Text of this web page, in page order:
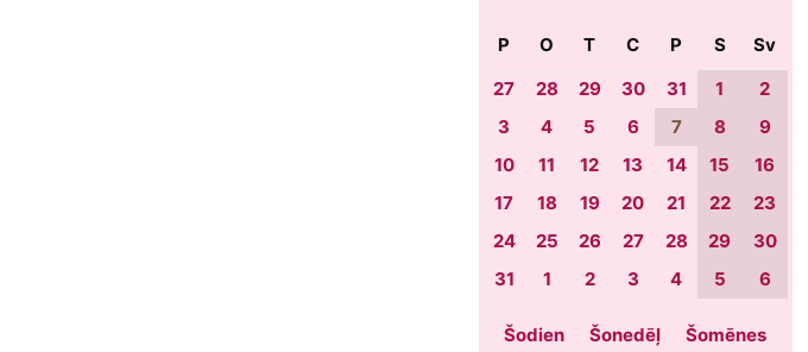
P O T C P S
Sv
27
28 29 30 31 1
2
3
4 5 6 7 8
9
10
11 12 13 14 15
16
17
18 19 20 21 22
23
24
25 26 27 28 29
30
31
1 2 3 4 5 6
Šodien Šonedēļ Šomēnes